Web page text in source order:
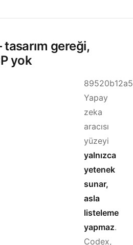
gereği,
yok
Yapay
zeka
aracısı
yüzeyi
yalnızca
yetenek
sunar,
asla
listeleme
yapmaz.
Codex,